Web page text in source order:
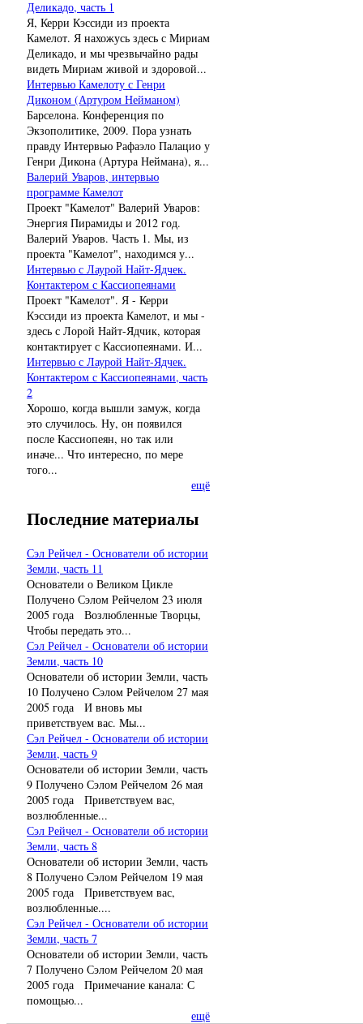
Деликадо, часть 1
Я, Керри Кэссиди из проекта
Камелот. Я нахожусь здесь с Мириам
Деликадо, и мы чрезвычайно рады
видеть Мириам живой и здоровой...
Интервью Камелоту с Генри
Диконом (Артуром Нейманом)
Барселона. Конференция по
Экзополитике, 2009. Пора узнать
правду Интервью Рафаэло Палацио у
Генри Дикона (Артура Неймана), я...
Валерий Уваров, интервью
программе Камелот
Проект "Камелот" Валерий Уваров:
Энергия Пирамиды и 2012 год.
Валерий Уваров. Часть 1. Мы, из
проекта "Камелот", находимся у...
Интервью с Лаурой Найт-Ядчек.
Контактером с Кассиопеянами
Проект "Камелот". Я - Керри
Кэссиди из проекта Камелот, и мы -
здесь с Лорой Найт-Ядчик, которая
контактирует с Кассиопеянами. И...
Интервью с Лаурой Найт-Ядчек.
Контактером с Кассиопеянами, часть
2
Хорошо, когда вышли замуж, когда
это случилось. Ну, он появился
после Кассиопеян, но так или
иначе... Что интересно, по мере
того...
ещё
Последние материалы
Сэл Рейчел - Основатели об истории
Земли, часть 11
Основатели о Великом Цикле
Получено Сэлом Рейчелом 23 июля
2005 года Возлюбленные Творцы,
Чтобы передать это...
Сэл Рейчел - Основатели об истории
Земли, часть 10
Основатели об истории Земли, часть
10 Получено Сэлом Рейчелом 27 мая
2005 года И вновь мы
приветствуем вас. Мы...
Сэл Рейчел - Основатели об истории
Земли, часть 9
Основатели об истории Земли, часть
9 Получено Сэлом Рейчелом 26 мая
2005 года Приветствуем вас,
возлюбленные...
Сэл Рейчел - Основатели об истории
Земли, часть 8
Основатели об истории Земли, часть
8 Получено Сэлом Рейчелом 19 мая
2005 года Приветствуем вас,
возлюбленные....
Сэл Рейчел - Основатели об истории
Земли, часть 7
Основатели об истории Земли, часть
7 Получено Сэлом Рейчелом 20 мая
2005 года Примечание канала: С
помощью...
ещё